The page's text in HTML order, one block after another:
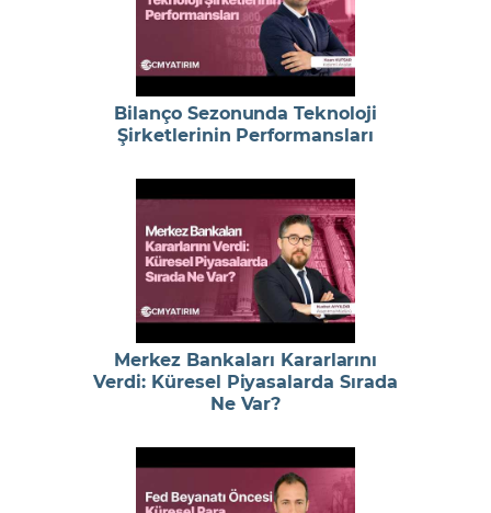
Bilanço Sezonunda Teknoloji
Şirketlerinin Performansları
Merkez Bankaları Kararlarını
Verdi: Küresel Piyasalarda Sırada
Ne Var?